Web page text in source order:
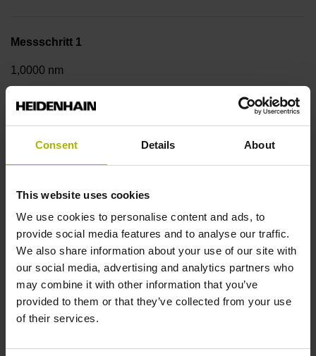
Consent Details About
This website uses cookies
We use cookies to personalise content and ads, to
provide social media features and to analyse our traffic.
We also share information about your use of our site with
our social media, advertising and analytics partners who
may combine it with other information that you’ve
provided to them or that they’ve collected from your use
of their services.
Messschritt 1
1,0000 nm
Anschraubleiste integriert
Datenschnittstelle
EnDat22 Synchron-Seriell EnDat 2.2 ohne
Inkrementalsignale
Spannungsversorgung
3,6 V ... 14 V